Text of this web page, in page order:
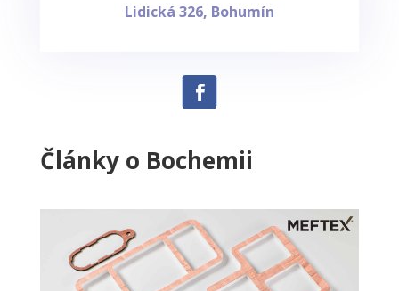
Lidická 326, Bohumín
Články o Bochemii